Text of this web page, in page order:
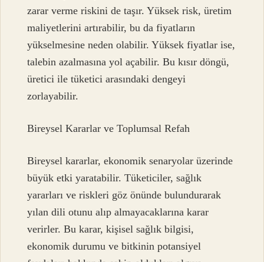
zarar verme riskini de taşır. Yüksek risk, üretim
maliyetlerini artırabilir, bu da fiyatların
yükselmesine neden olabilir. Yüksek fiyatlar ise,
talebin azalmasına yol açabilir. Bu kısır döngü,
üretici ile tüketici arasındaki dengeyi
zorlayabilir.
Bireysel Kararlar ve Toplumsal Refah
Bireysel kararlar, ekonomik senaryolar üzerinde
büyük etki yaratabilir. Tüketiciler, sağlık
yararları ve riskleri göz önünde bulundurarak
yılan dili otunu alıp almayacaklarına karar
verirler. Bu karar, kişisel sağlık bilgisi,
ekonomik durumu ve bitkinin potansiyel